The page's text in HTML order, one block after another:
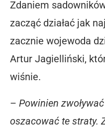
Zdaniem
zacząć działać jak
zacznie wojewoda
Artur Jagielliński,
wiśnie.
– Powinien
oszacować te straty.